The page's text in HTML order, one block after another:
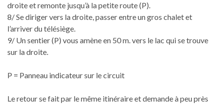
droite et remonte jusqu’à la petite route (P).
8/ Se diriger vers la droite, passer entre un gros chalet et
l’arriver du télésiège.
9/ Un sentier (P) vous amène en 50 m. vers le lac qui se trouve
sur la droite.
P = Panneau indicateur sur le circuit
Le retour se fait par le même itinéraire et demande à peu près